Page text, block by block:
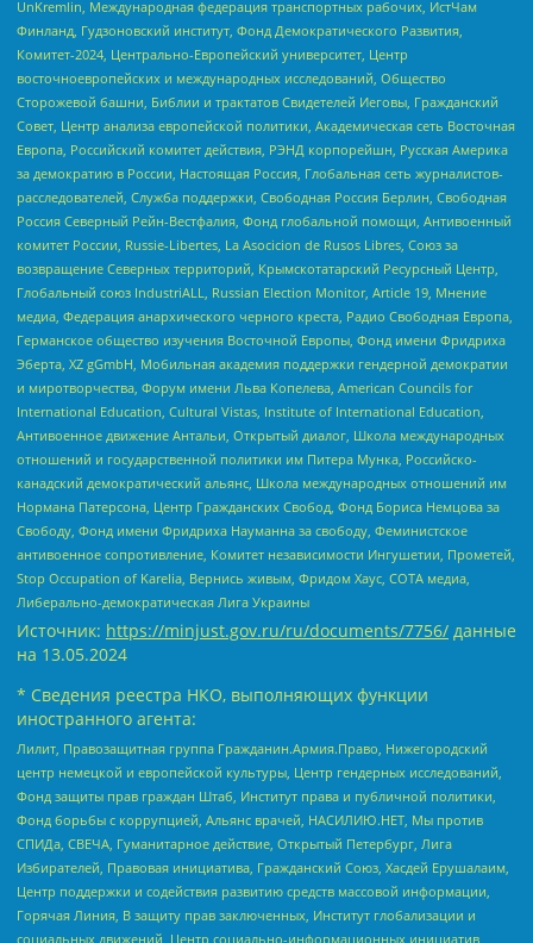
UnKremlin, Международная федерация транспортных рабочих, ИстЧам
Финланд, Гудзоновский институт, Фонд Демократического Развития,
Комитет-2024, Центрально-Европейский университет, Центр
восточноевропейских и международных исследований, Общество
Сторожевой башни, Библии и трактатов Свидетелей Иеговы, Гражданский
Совет, Центр анализа европейской политики, Академическая сеть Восточная
Европа, Российский комитет действия, РЭНД корпорейшн, Русская Америка
за демократию в России, Настоящая Россия, Глобальная сеть журналистов-
расследователей, Служба поддержки, Свободная Россия Берлин, Свободная
Россия Северный Рейн-Вестфалия, Фонд глобальной помощи, Антивоенный
комитет России, Russie-Libertes, La Asocicion de Rusos Libres, Союз за
возвращение Северных территорий, Крымскотатарский Ресурсный Центр,
Глобальный союз IndustriALL, Russian Election Monitor, Article 19, Мнение
медиа, Федерация анархического черного креста, Радио Свободная Европа,
Германское общество изучения Восточной Европы, Фонд имени Фридриха
Эберта, XZ gGmbH, Мобильная академия поддержки гендерной демократии
и миротворчества, Форум имени Льва Копелева, American Councils for
International Education, Cultural Vistas, Institute of International Education,
Антивоенное движение Антальи, Открытый диалог, Школа международных
отношений и государственной политики им Питера Мунка, Российско-
канадский демократический альянс, Школа международных отношений им
Нормана Патерсона, Центр Гражданских Свобод, Фонд Бориса Немцова за
Свободу, Фонд имени Фридриха Науманна за свободу, Феминистское
антивоенное сопротивление, Комитет независимости Ингушетии, Прометей,
Stop Occupation of Karelia, Вернись живым, Фридом Хаус, СОТА медиа,
Либерально-демократическая Лига Украины
Источник: https://minjust.gov.ru/ru/documents/7756/ данные
на 13.05.2024
* Сведения реестра НКО, выполняющих функции
иностранного агента:
Лилит, Правозащитная группа Гражданин.Армия.Право, Нижегородский
центр немецкой и европейской культуры, Центр гендерных исследований,
Фонд защиты прав граждан Штаб, Институт права и публичной политики,
Фонд борьбы с коррупцией, Альянс врачей, НАСИЛИЮ.НЕТ, Мы против
СПИДа, СВЕЧА, Гуманитарное действие, Открытый Петербург, Лига
Избирателей, Правовая инициатива, Гражданский Союз, Хасдей Ерушалаим,
Центр поддержки и содействия развитию средств массовой информации,
Горячая Линия, В защиту прав заключенных, Институт глобализации и
социальных движений, Центр социально-информационных инициатив